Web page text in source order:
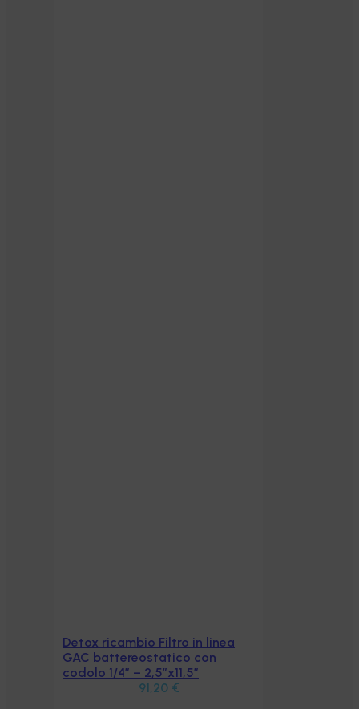
Aggiungi al carrello
Detox ricambio Filtro in linea
GAC battereostatico con
codolo 1/4″ – 2,5″x11,5″
91,20 €